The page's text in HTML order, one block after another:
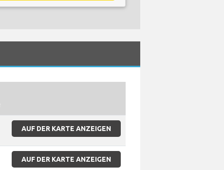
AUF DER KARTE ANZEIGEN
AUF DER KARTE ANZEIGEN